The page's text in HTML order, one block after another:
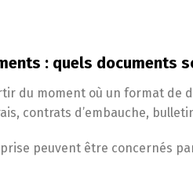
: quels documents
du moment où un format
contrats d’embauche,
peuvent être concernés